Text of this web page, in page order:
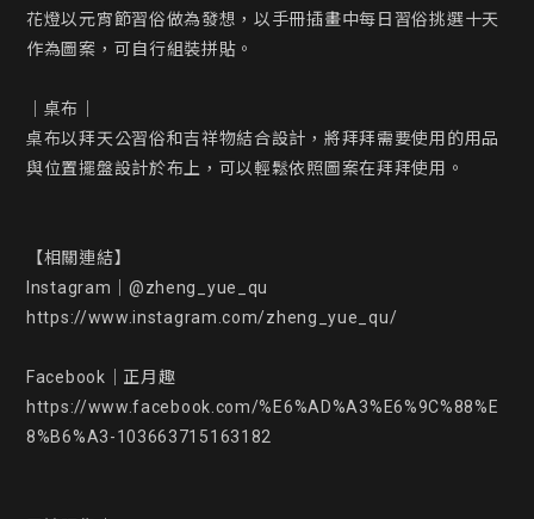
花燈以元宵節習俗做為發想，以手冊插畫中每日習俗挑選十天
作為圖案，可自行組裝拼貼。
｜桌布｜
桌布以拜天公習俗和吉祥物結合設計，將拜拜需要使用的用品
與位置擺盤設計於布上，可以輕鬆依照圖案在拜拜使用。
【相關連結】
Instagram｜@zheng_yue_qu
https://www.instagram.com/zheng_yue_qu/
Facebook｜正月趣
https://www.facebook.com/%E6%AD%A3%E6%9C%88%E
8%B6%A3-103663715163182